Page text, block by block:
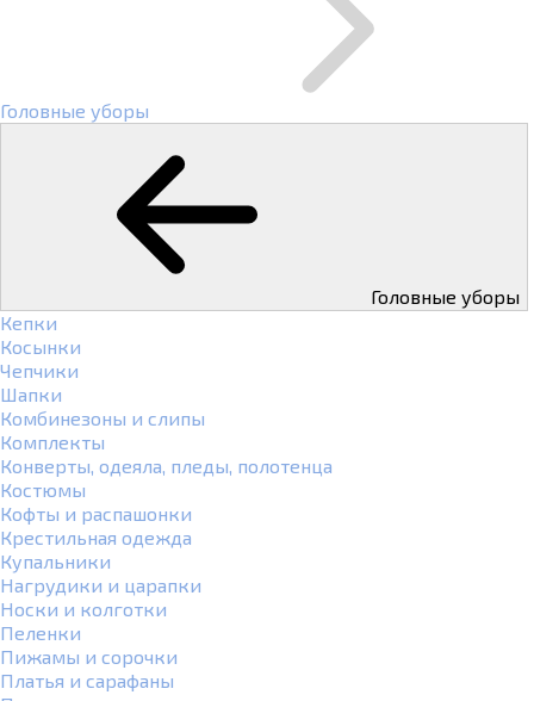
Головные уборы
Головные уборы
Кепки
Косынки
Чепчики
Шапки
Комбинезоны и слипы
Комплекты
Конверты, одеяла, пледы, полотенца
Костюмы
Кофты и распашонки
Крестильная одежда
Купальники
Нагрудики и царапки
Носки и колготки
Пеленки
Пижамы и сорочки
Платья и сарафаны